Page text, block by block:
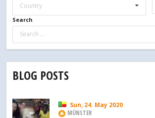
Country
Search
BLOG POSTS
Sun, 24. May 2020
MÜNSTER